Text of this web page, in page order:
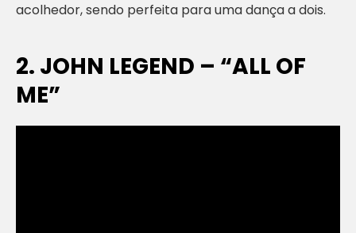
acolhedor, sendo perfeita para uma dança a dois.
2. JOHN LEGEND – “ALL OF
ME”